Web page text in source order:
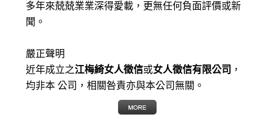
多年來兢兢業業深得愛載，更無任何負面評價或新
聞。
嚴正聲明
近年成立之江梅綺女人徵信或女人徵信有限公司 ，
均非本 公司，相關咎責亦與本公司無關。